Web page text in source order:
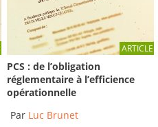
ARTICLE
PCS : de l’obligation
réglementaire à l’efficience
opérationnelle
Par Luc Brunet